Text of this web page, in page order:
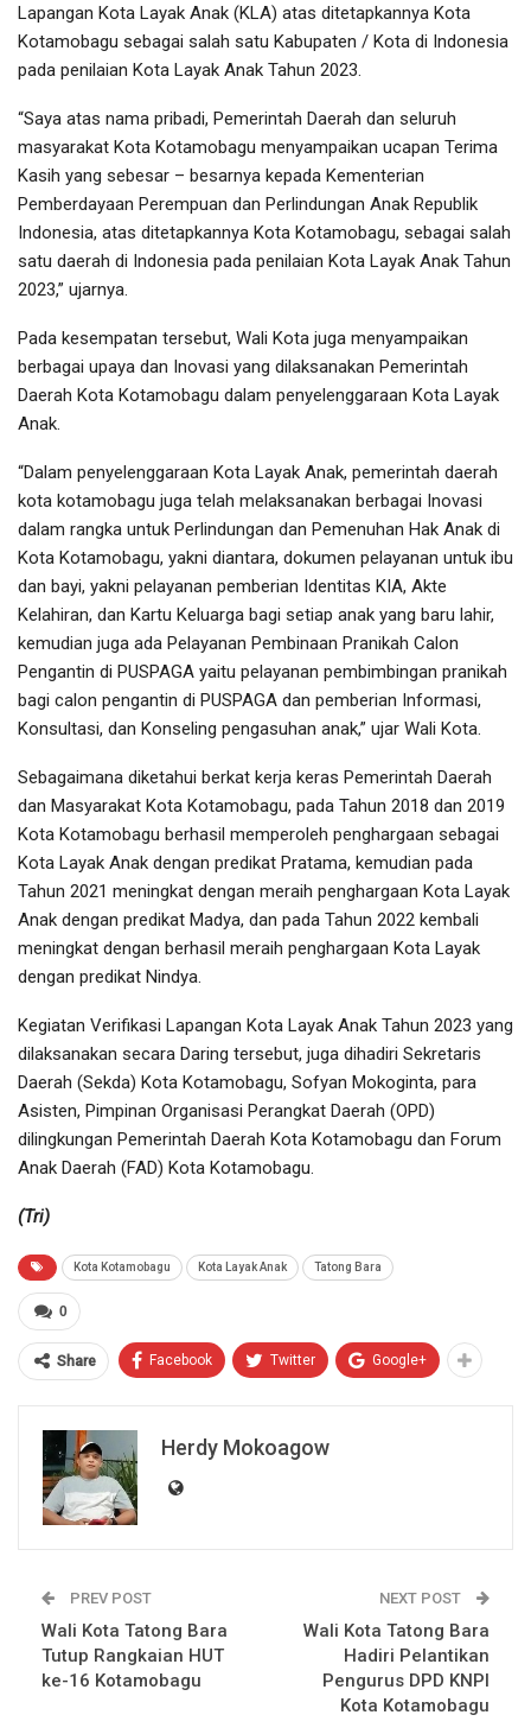
Lapangan Kota Layak Anak (KLA) atas ditetapkannya Kota
Kotamobagu sebagai salah satu Kabupaten / Kota di Indonesia
pada penilaian Kota Layak Anak Tahun 2023.
“Saya atas nama pribadi, Pemerintah Daerah dan seluruh
masyarakat Kota Kotamobagu menyampaikan ucapan Terima
Kasih yang sebesar – besarnya kepada Kementerian
Pemberdayaan Perempuan dan Perlindungan Anak Republik
Indonesia, atas ditetapkannya Kota Kotamobagu, sebagai salah
satu daerah di Indonesia pada penilaian Kota Layak Anak Tahun
2023,” ujarnya.
Pada kesempatan tersebut, Wali Kota juga menyampaikan
berbagai upaya dan Inovasi yang dilaksanakan Pemerintah
Daerah Kota Kotamobagu dalam penyelenggaraan Kota Layak
Anak.
“Dalam penyelenggaraan Kota Layak Anak, pemerintah daerah
kota kotamobagu juga telah melaksanakan berbagai Inovasi
dalam rangka untuk Perlindungan dan Pemenuhan Hak Anak di
Kota Kotamobagu, yakni diantara, dokumen pelayanan untuk ibu
dan bayi, yakni pelayanan pemberian Identitas KIA, Akte
Kelahiran, dan Kartu Keluarga bagi setiap anak yang baru lahir,
kemudian juga ada Pelayanan Pembinaan Pranikah Calon
Pengantin di PUSPAGA yaitu pelayanan pembimbingan pranikah
bagi calon pengantin di PUSPAGA dan pemberian Informasi,
Konsultasi, dan Konseling pengasuhan anak,” ujar Wali Kota.
Sebagaimana diketahui berkat kerja keras Pemerintah Daerah
dan Masyarakat Kota Kotamobagu, pada Tahun 2018 dan 2019
Kota Kotamobagu berhasil memperoleh penghargaan sebagai
Kota Layak Anak dengan predikat Pratama, kemudian pada
Tahun 2021 meningkat dengan meraih penghargaan Kota Layak
Anak dengan predikat Madya, dan pada Tahun 2022 kembali
meningkat dengan berhasil meraih penghargaan Kota Layak
dengan predikat Nindya.
Kegiatan Verifikasi Lapangan Kota Layak Anak Tahun 2023 yang
dilaksanakan secara Daring tersebut, juga dihadiri Sekretaris
Daerah (Sekda) Kota Kotamobagu, Sofyan Mokoginta, para
Asisten, Pimpinan Organisasi Perangkat Daerah (OPD)
dilingkungan Pemerintah Daerah Kota Kotamobagu dan Forum
Anak Daerah (FAD) Kota Kotamobagu.
(Tri)
Kota Kotamobagu Kota Layak Anak Tatong Bara
0
Share Facebook Twitter Google+
Herdy Mokoagow
PREV POST
Wali Kota Tatong Bara
Tutup Rangkaian HUT
ke-16 Kotamobagu
NEXT POST
Wali Kota Tatong Bara
Hadiri Pelantikan
Pengurus DPD KNPI
Kota Kotamobagu